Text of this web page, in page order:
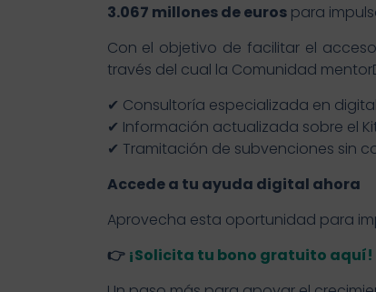
3.067 millones de eurospara
Con el objetivo de facilitar el
través del cual la Comunidad
✔ Consultoría especializada en
✔ Información actualizada sobre el
✔ Tramitación de subvenciones sin
Accede a tu ayuda digital ahora
Aprovecha esta oportunidad para
👉 ¡Solicita tu bono gratuito aquí!